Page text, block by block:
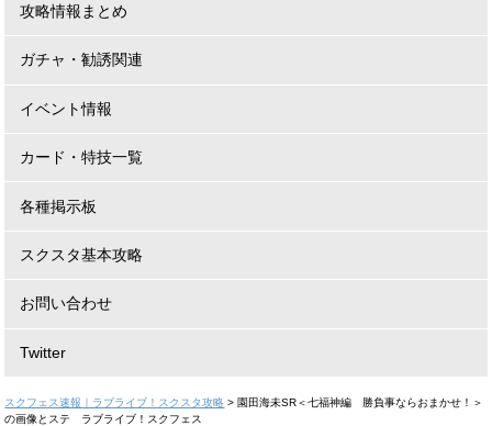
攻略情報まとめ
ガチャ・勧誘関連
イベント情報
カード・特技一覧
各種掲示板
スクスタ基本攻略
お問い合わせ
Twitter
スクフェス速報｜ラブライブ！スクスタ攻略 > 園田海未SR＜七福神編 勝負事ならおまかせ！＞
の画像とステ ラブライブ！スクフェス